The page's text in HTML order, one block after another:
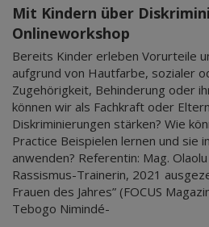
Mit Kindern über
Onlineworkshop
Bereits Kinder erleben Vorurteile
aufgrund von Hautfarbe, sozialer
Zugehörigkeit, Behinderung oder
können wir als Fachkraft oder
Diskriminierungen stärken? Wie
Practice Beispielen lernen und sie
anwenden? Referentin: Mag.
Rassismus-Trainerin, 2021
Frauen des Jahres” (FOCUS
Tebogo Nimindé-